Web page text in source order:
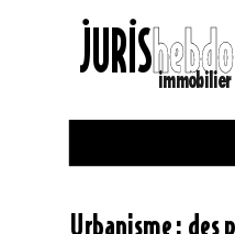
JURISh
he
eb
bd
do
o
immobilier
••